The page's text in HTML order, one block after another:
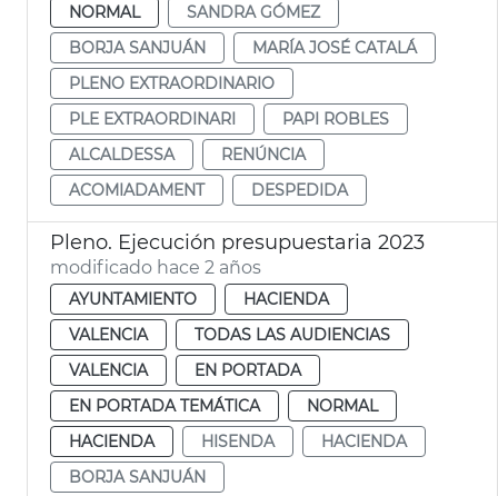
NORMAL
SANDRA GÓMEZ
BORJA SANJUÁN
MARÍA JOSÉ CATALÁ
PLENO EXTRAORDINARIO
PLE EXTRAORDINARI
PAPI ROBLES
ALCALDESSA
RENÚNCIA
ACOMIADAMENT
DESPEDIDA
Pleno. Ejecución presupuestaria 2023
modificado hace 2 años
AYUNTAMIENTO
HACIENDA
VALENCIA
TODAS LAS AUDIENCIAS
VALENCIA
EN PORTADA
EN PORTADA TEMÁTICA
NORMAL
HACIENDA
HISENDA
HACIENDA
BORJA SANJUÁN